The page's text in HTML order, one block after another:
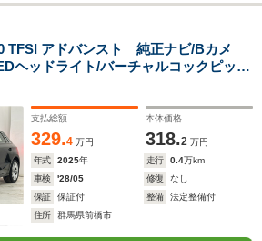
アドバンスト 純正ナビ/Bカメ
ヘッドライト/バーチャルコックピッ
ントロール/ブラインドスポットモニタ
ーター/パドルシフト/レーンキープ/ス
支払総額
329.4 万円
本体価格
318.2 万円
年式
2025年 走行 0.4万km
車検
'28/05 修復
なし
保証
保証付 整備
法定整備付
住所
群馬県前橋市